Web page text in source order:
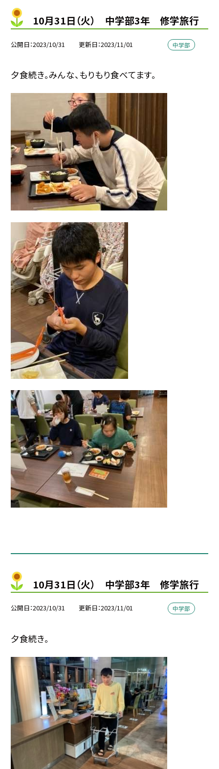
10月31日（火） 中学部3年 修学旅行
公開日 2023/10/31 更新日 2023/11/01 中学部
夕食続き。みんな、もりもり食べてます。
10月31日（火） 中学部3年 修学旅行
公開日 2023/10/31 更新日 2023/11/01 中学部
夕食続き。